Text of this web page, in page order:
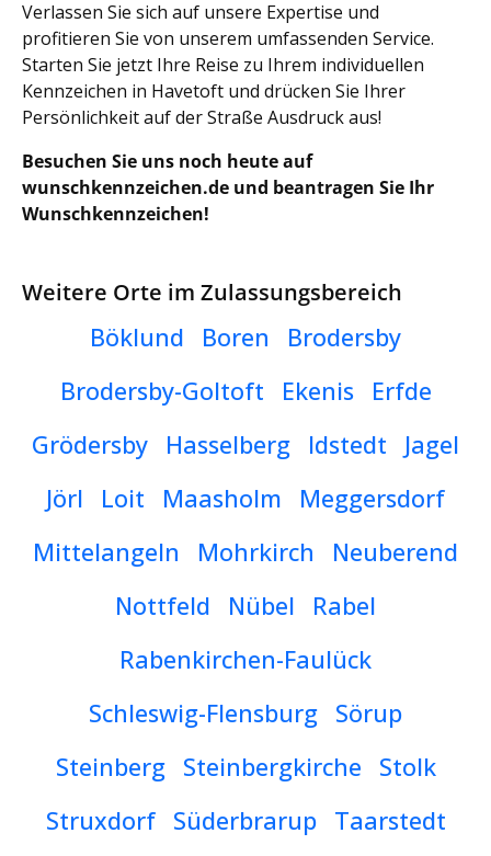
Verlassen Sie sich auf unsere Expertise und
profitieren Sie von unserem umfassenden Service.
Starten Sie jetzt Ihre Reise zu Ihrem individuellen
Kennzeichen in Havetoft und drücken Sie Ihrer
Persönlichkeit auf der Straße Ausdruck aus!
Besuchen Sie uns noch heute auf
wunschkennzeichen.de und beantragen Sie Ihr
Wunschkennzeichen!
Weitere Orte im Zulassungsbereich
Böklund Boren
Brodersby
Brodersby-Goltoft
Ekenis
Erfde
Grödersby
Hasselberg Idstedt
Jagel
Jörl
Loit Maasholm
Meggersdorf
Mittelangeln
Mohrkirch
Neuberend
Nottfeld
Nübel
Rabel
Rabenkirchen-Faulück
Schleswig-Flensburg Sörup
Steinberg
Steinbergkirche
Stolk
Struxdorf
Süderbrarup
Taarstedt